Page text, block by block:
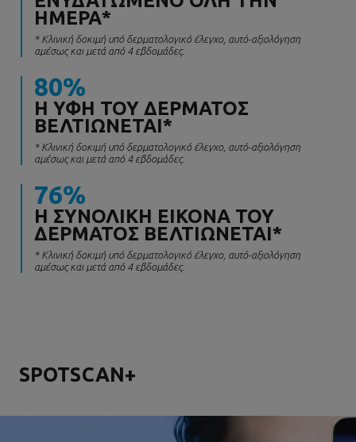
ΗΜΈΡΑ*
* Κλινική δοκιμή υπό δερματολογικό έλεγχο, αυτό-αξιολόγηση
αμέσως και μετά από 4 εβδομάδες.
80%
Η ΥΦΉ ΤΟΥ ΔΈΡΜΑΤΟΣ
ΒΕΛΤΙΏΝΕΤΑΙ*
* Κλινική δοκιμή υπό δερματολογικό έλεγχο, αυτό-αξιολόγηση
αμέσως και μετά από 4 εβδομάδες.
76%
Η ΣΥΝΟΛΙΚΉ ΕΙΚΌΝΑ ΤΟΥ
ΔΈΡΜΑΤΟΣ ΒΕΛΤΙΏΝΕΤΑΙ*
* Κλινική δοκιμή υπό δερματολογικό έλεγχο, αυτό-αξιολόγηση
αμέσως και μετά από 4 εβδομάδες.
SPOTSCAN+